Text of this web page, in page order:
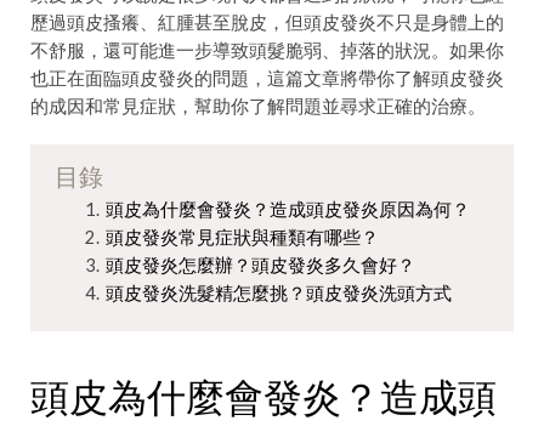
歷過頭皮搔癢、紅腫甚至脫皮，但頭皮發炎不只是身體上的
不舒服，還可能進一步導致頭髮脆弱、掉落的狀況。如果你
也正在面臨頭皮發炎的問題，這篇文章將帶你了解頭皮發炎
的成因和常見症狀，幫助你了解問題並尋求正確的治療。
目錄
頭皮為什麼會發炎？造成頭皮發炎原因為何？
頭皮發炎常見症狀與種類有哪些？
頭皮發炎怎麼辦？頭皮發炎多久會好？
頭皮發炎洗髮精怎麼挑？頭皮發炎洗頭方式
頭皮為什麼會發炎？造成頭